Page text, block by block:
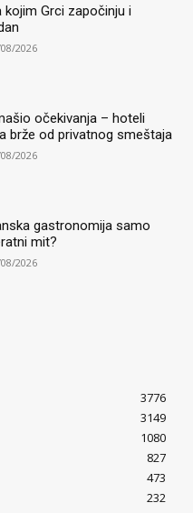
kojim Grci započinju i
2026
očekivanja – hoteli
brže od privatnog smeštaja
2026
gastronomija samo
mit?
2026
3776
3149
1080
827
473
232